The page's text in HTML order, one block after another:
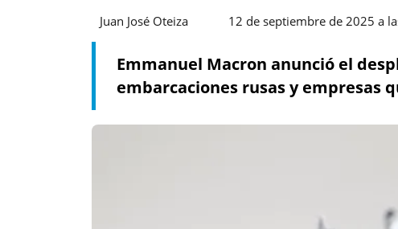
Juan José Oteiza 12 de septiembre de 2025 a
Emmanuel Macron anunció el
embarcaciones rusas y empresas